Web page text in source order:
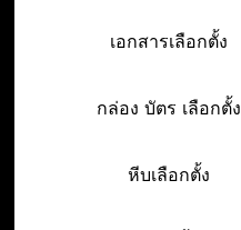
เอกสารเลือกตั้ง
กล่อง บัตร เลือกตั้ง
หีบเลือกตั้ง